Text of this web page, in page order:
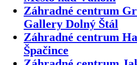
Záhradné centrum
Gallery Dolný Štál
Záhradné centrum
Špačince